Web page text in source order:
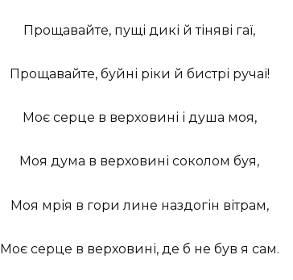
Прощавайте, пущі дикі й тіняві гаї,
Прощавайте, буйні ріки й бистрі ручаї!
Моє серце в верховині і душа моя,
Моя дума в верховині соколом буя,
Моя мрія в гори лине наздогін вітрам,
Моє серце в верховині, де б не був я сам.